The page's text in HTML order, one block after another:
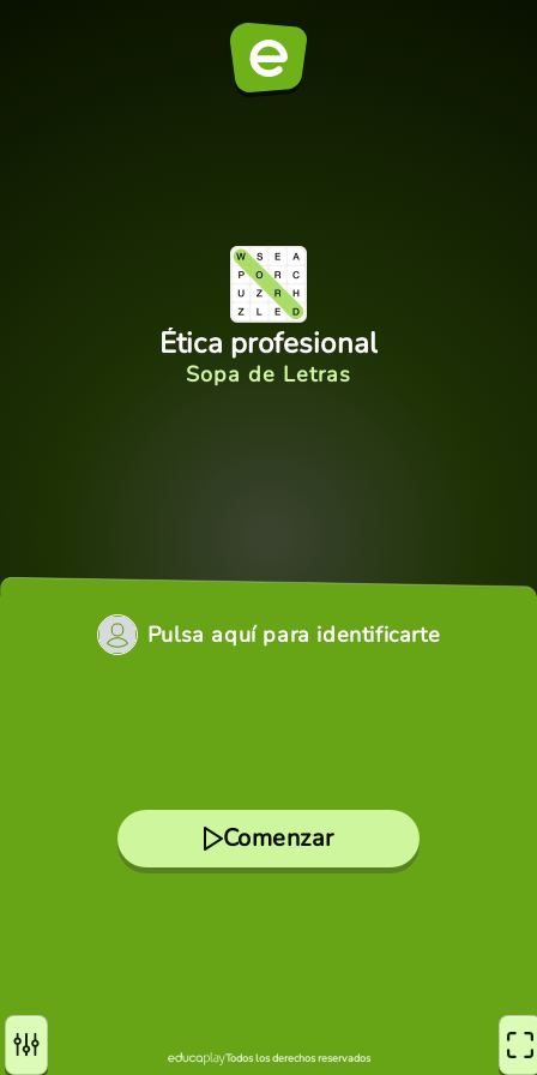
Ética profesional
Sopa de Letras
Pulsa aquí para identificarte
Comenzar
Todos los derechos reservados